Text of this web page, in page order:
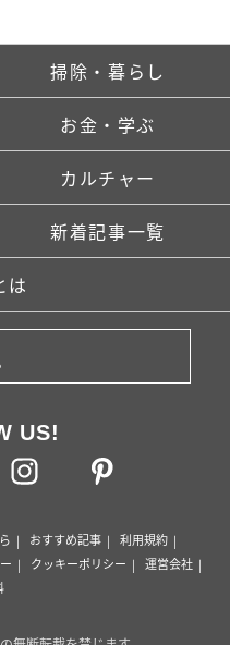
掃除・暮らし
お金・学ぶ
カルチャー
新着記事一覧
は
US!
おすすめ記事
利用規約
クッキーポリシー
運営会社